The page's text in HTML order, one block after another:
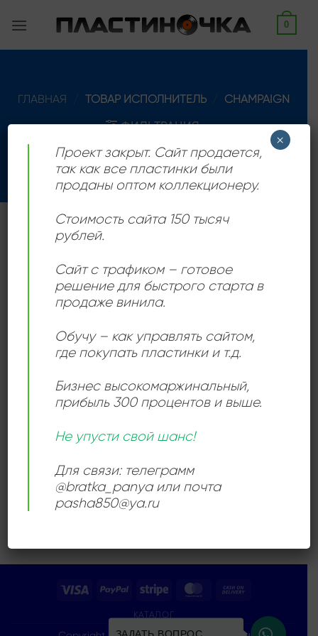
0
ГЛАВНАЯ ТОВАР ИСПОЛНИТЕЛЬ
CHAMPAIGN
ФИЛЬТРАЦИЯ
Группа, названная в честь города в Иллинойсе
Add to
Champaign – How ‘Bout
Us
Продается: Интернет-магазин
Пластиночка
Visa PayPal Stripe MasterCard
Delivery
КАТАЛОГ
Проект закрыт. Сайт продается,
так как все пластинки были
проданы оптом коллекционеру.
Стоимость сайта 150 тысяч
рублей.
Сайт с трафиком – готовое
решение для быстрого старта в
продаже винила.
Обучу – как управлять сайтом,
где покупать пластинки и т.д.
Бизнес высокомаржинальный,
прибыль 300 процентов и выше.
Не упусти свой шанс!
Для связи: телеграмм
@bratka_panya или почта
pasha850@ya.ru
×